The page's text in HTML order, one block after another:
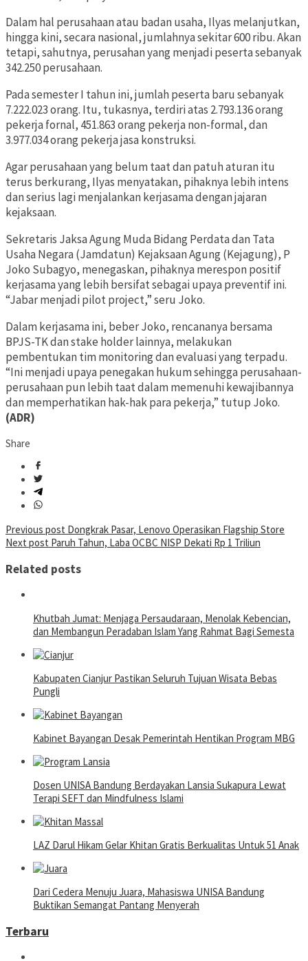
Dalam hal perusahaan atau badan usaha, Ilyas melanjutkan,
hingga kini, secara nasional, jumlahnya sekitar 600 ribu. Akan
tetapi, sahutnya, perusahan yang menjadi peserta sebanyak
342.250 perusahaan.
Pada semester I tahun ini, jumlah peserta baru sebanyak
7.222.023 orang. Itu, tukasnya, terdiri atas 2.793.136 orang
pekerja fornal, 451.863 orang pekerja non-formal, dan
3.977.034 orang pekerja jasa konstruksi.
Agar perusahaan yang belum taat dan patuh aturan itu
terus berkurang, Ilyas menyatakan, pihaknya lebih intens
dan serius lagi menjalankan kerjasama dengan jajaran
kejaksaan.
Sekretaris Jaksa Agung Muda Bidang Perdata dan Tata
Usaha Negara (Jamdatun) Kejaksaan Agung (Kejagung), P
Joko Subagyo, menegaskan, pihaknya merespon positif
kerjasama yang lebih bersifat sebagai upaya preventif ini.
“Jabar menjadi pilot project,” seru Joko.
Dalam kerjasama ini, beber Joko, rencananya bersama
BPJS-TK dan stake holder lainnya, melakukan
pembentukan tim monitoring dan evaluasi yang terpadu.
“Ini menjadi upaya penegakan hukum sehingga perusahaan-
perusahaan pun lebih taat dalam memenuhi kewajibannya
dan memperhatikan hak-hak para pekerja,” tutup Joko.
(ADR)
Share
Post
navigation
Previous post Dongkrak Pasar, Lenovo Operasikan Flagship Store
Next post Paruh Tahun, Laba OCBC NISP Dekati Rp 1 Triliun
Related posts
Khutbah Jumat: Menjaga Persaudaraan, Menolak Kebencian,
dan Membangun Peradaban Islam Yang Rahmat Bagi Semesta
Kabupaten Cianjur Pastikan Seluruh Tujuan Wisata Bebas
Pungli
Kabinet Bayangan Desak Pemerintah Hentikan Program MBG
Dosen UNISA Bandung Berdayakan Lansia Sukapura Lewat
Terapi SEFT dan Mindfulness Islami
LAZ Darul Hikam Gelar Khitan Gratis Berkualitas Untuk 51 Anak
Dari Cedera Menuju Juara, Mahasiswa UNISA Bandung
Buktikan Semangat Pantang Menyerah
Terbaru